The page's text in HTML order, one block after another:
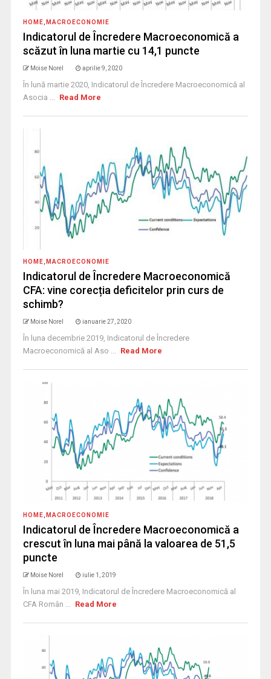
HOME MACROECONOMIE
Indicatorul de Încredere Macroeconomică a
scăzut în luna martie cu 14,1 puncte
Moise Norel aprilie 9, 2020
În lună martie 2020, Indicatorul de Încredere Macroeconomică al
Asocia ... Read More
HOME MACROECONOMIE
Indicatorul de Încredere Macroeconomică
CFA: vine corecția deficitelor prin curs de
schimb?
Moise Norel ianuarie 27, 2020
În luna decembrie 2019, Indicatorul de Încredere
Macroeconomică al Aso ... Read More
HOME MACROECONOMIE
Indicatorul de Încredere Macroeconomică a
crescut în luna mai până la valoarea de 51,5
puncte
Moise Norel iulie 1, 2019
În luna mai 2019, Indicatorul de Încredere Macroeconomică al
CFA Român ... Read More